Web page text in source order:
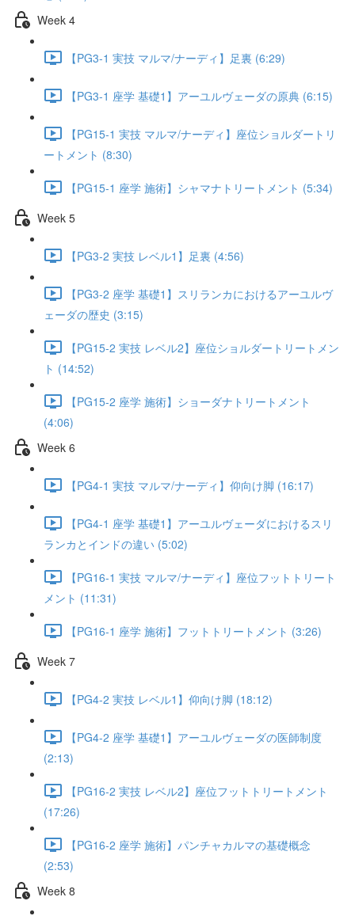
Week 4
【PG3-1 実技 マルマ/ナーディ】足裏 (6:29)
【PG3-1 座学 基礎1】アーユルヴェーダの原典 (6:15)
【PG15-1 実技 マルマ/ナーディ】座位ショルダートリ
ートメント (8:30)
【PG15-1 座学 施術】シャマナトリートメント (5:34)
Week 5
【PG3-2 実技 レベル1】足裏 (4:56)
【PG3-2 座学 基礎1】スリランカにおけるアーユルヴ
ェーダの歴史 (3:15)
【PG15-2 実技 レベル2】座位ショルダートリートメン
ト (14:52)
【PG15-2 座学 施術】ショーダナトリートメント
(4:06)
Week 6
【PG4-1 実技 マルマ/ナーディ】仰向け脚 (16:17)
【PG4-1 座学 基礎1】アーユルヴェーダにおけるスリ
ランカとインドの違い (5:02)
【PG16-1 実技 マルマ/ナーディ】座位フットトリート
メント (11:31)
【PG16-1 座学 施術】フットトリートメント (3:26)
Week 7
【PG4-2 実技 レベル1】仰向け脚 (18:12)
【PG4-2 座学 基礎1】アーユルヴェーダの医師制度
(2:13)
【PG16-2 実技 レベル2】座位フットトリートメント
(17:26)
【PG16-2 座学 施術】パンチャカルマの基礎概念
(2:53)
Week 8